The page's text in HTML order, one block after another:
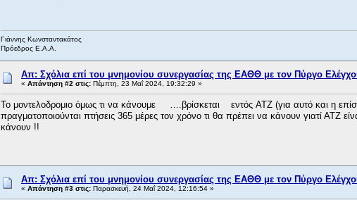
Γιάννης Κωνσταντακάτος
Πρόεδρος Ε.Α.Α.
Απ: Σχόλια επί του μνημονίου συνεργασίας της ΕΑΘΘ με τον Πύργο
« Απάντηση #2 στις: Πέμπτη, 23 Μαΐ 2024, 19:32:29 »
Το μοντελοδρομιο όμως τι να κάνουμε ….βρίσκεται εντός ATZ (για αυτό και η
πραγματοποιούνται πτήσεις 365 μέρες τον χρόνο τι θα πρέπει να κάνουν γιατί ΑΤΖ
κάνουν !!
Απ: Σχόλια επί του μνημονίου συνεργασίας της ΕΑΘΘ με τον Πύργο
« Απάντηση #3 στις: Παρασκευή, 24 Μαΐ 2024, 12:16:54 »